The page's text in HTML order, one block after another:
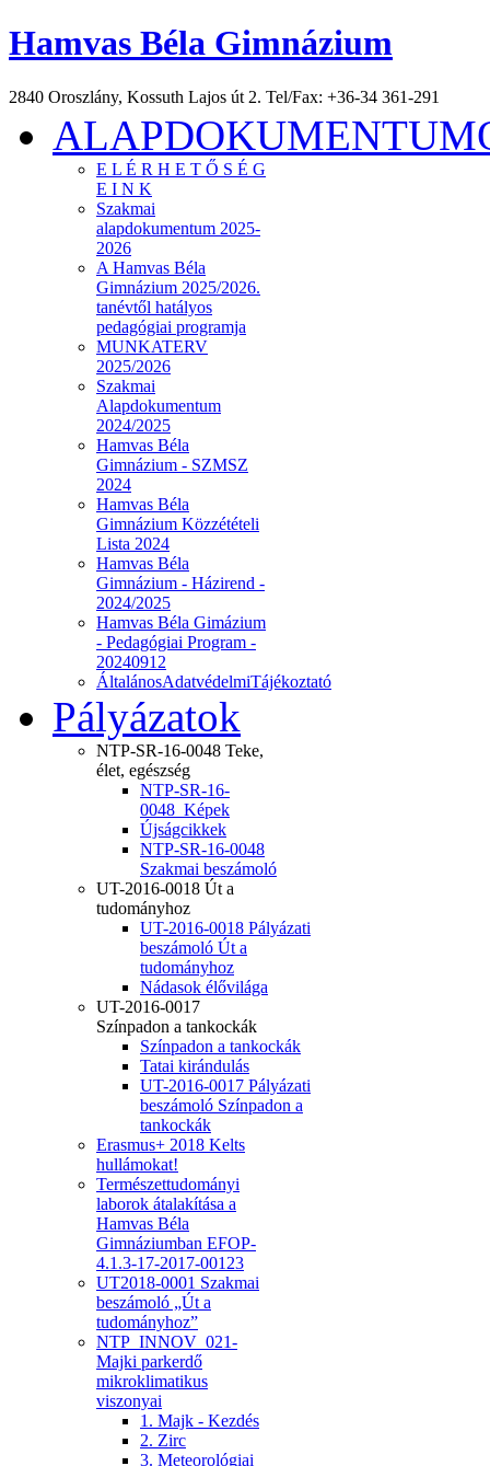
Hamvas Béla Gimnázium
2840 Oroszlány, Kossuth Lajos út 2. Tel/Fax: +36-34 361-291
E L É R H E T Ő S É G
E I N K
Szakmai
alapdokumentum 2025-
2026
A Hamvas Béla
Gimnázium 2025/2026.
tanévtől hatályos
pedagógiai programja
MUNKATERV
2025/2026
Szakmai
Alapdokumentum
2024/2025
Hamvas Béla
Gimnázium - SZMSZ
2024
Hamvas Béla
Gimnázium Közzétételi
Lista 2024
Hamvas Béla
Gimnázium - Házirend -
2024/2025
Hamvas Béla Gimázium
- Pedagógiai Program -
20240912
ÁltalánosAdatvédelmiTájékoztató
Pályázatok
NTP-SR-16-0048 Teke,
élet, egészség
NTP-SR-16-
0048_Képek
Újságcikkek
NTP-SR-16-0048
Szakmai beszámoló
UT-2016-0018 Út a
tudományhoz
UT-2016-0018 Pályázati
beszámoló Út a
tudományhoz
Nádasok élővilága
UT-2016-0017
Színpadon a tankockák
Színpadon a tankockák
Tatai kirándulás
UT-2016-0017 Pályázati
beszámoló Színpadon a
tankockák
Erasmus+ 2018 Kelts
hullámokat!
Természettudományi
laborok átalakítása a
Hamvas Béla
Gimnáziumban EFOP-
4.1.3-17-2017-00123
UT2018-0001 Szakmai
beszámoló „Út a
tudományhoz”
NTP_INNOV_021-
Majki parkerdő
mikroklimatikus
viszonyai
1. Majk - Kezdés
2. Zirc
3. Meteorológiai